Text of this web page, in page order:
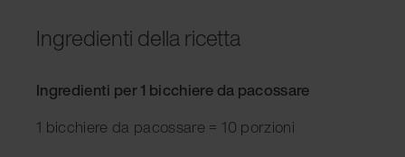
Ingredienti della ricetta
Ingredienti per 1 bicchiere da pacossare
1 bicchiere da pacossare = 10 porzioni